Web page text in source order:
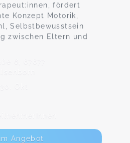
fördert
Konzept Motorik,
Selbstbewusstsein
zwischen Eltern und
6, 67677
Okt
Angebot